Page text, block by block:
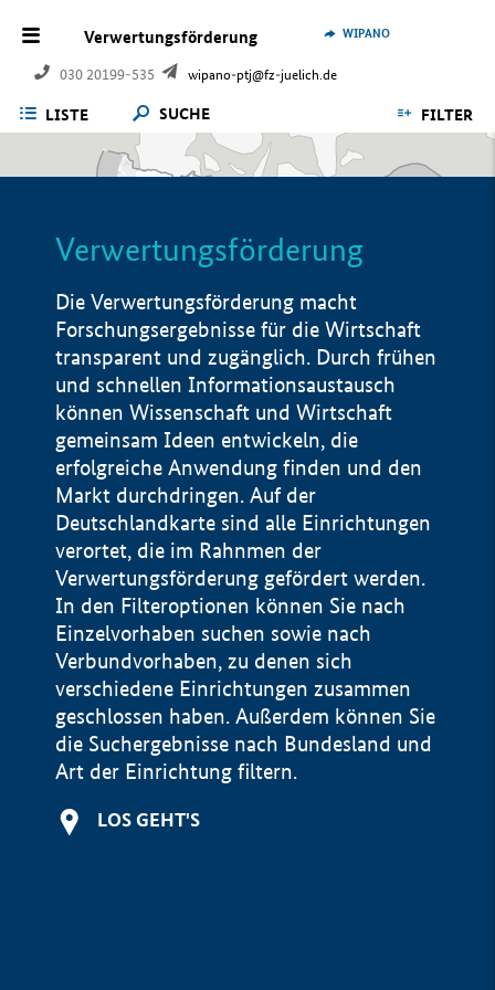
Verwertungsförderung
030 20199-535 wipano-ptj@fz-juelich.de
WIPANO
LISTE SUCHE FILTER
Verwertungsförderung
Die Verwertungsförderung macht
Forschungsergebnisse für die Wirtschaft
transparent und zugänglich. Durch frühen
und schnellen Informationsaustausch
können Wissenschaft und Wirtschaft
gemeinsam Ideen entwickeln, die
erfolgreiche Anwendung finden und den
Markt durchdringen. Auf der
Deutschlandkarte sind alle Einrichtungen
verortet, die im Rahnmen der
Verwertungsförderung gefördert werden.
In den Filteroptionen können Sie nach
Einzelvorhaben suchen sowie nach
Verbundvorhaben, zu denen sich
verschiedene Einrichtungen zusammen
geschlossen haben. Außerdem können Sie
die Suchergebnisse nach Bundesland und
Art der Einrichtung filtern.
LOS GEHT'S